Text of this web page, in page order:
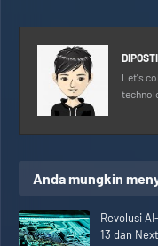
Let's
Anda mungkin
Revolusi
13 dan